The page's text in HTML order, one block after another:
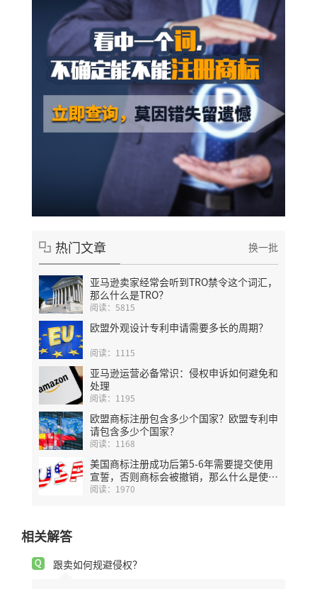
热门文章 换一批
亚马逊卖家经常会听到TRO禁令这个词汇，
那么什么是TRO？
阅读：5815
欧盟外观设计专利申请需要多长的周期？
阅读：1115
亚马逊运营必备常识：侵权申诉如何避免和
处理
阅读：1195
欧盟商标注册包含多少个国家？欧盟专利申
请包含多少个国家？
阅读：1168
美国商标注册成功后第5-6年需要提交使用
宣誓，否则商标会被撤销，那么什么是使用
宣誓？
阅读：1970
相关解答
跟卖如何规避侵权？